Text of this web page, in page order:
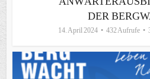
DER
14. April 2024 432 Aufrufe